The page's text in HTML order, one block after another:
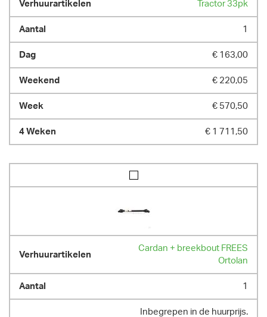
Tractor 33pk
1
€ 163,00
€ 220,05
€ 570,50
€ 1 711,50
Cardan + breekbout FREES
Ortolan
1
Inbegrepen in de huurprijs.